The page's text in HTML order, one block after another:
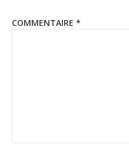
COMMENTAIRE *